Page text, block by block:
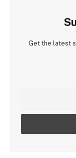
Get the latest